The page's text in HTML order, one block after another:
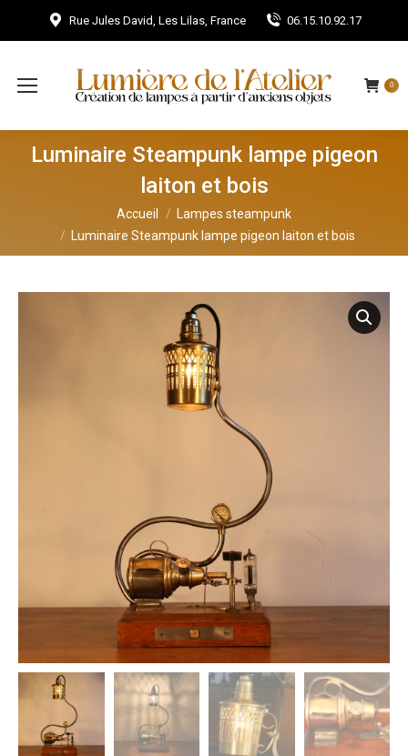
Rue Jules David, Les Lilas, France 06.15.10.92.17
0
Luminaire Steampunk lampe pigeon
laiton et bois
Accueil
Lampes steampunk
Luminaire Steampunk lampe pigeon laiton et bois